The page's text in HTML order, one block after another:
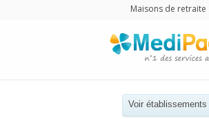
Maisons de retraite
Voir